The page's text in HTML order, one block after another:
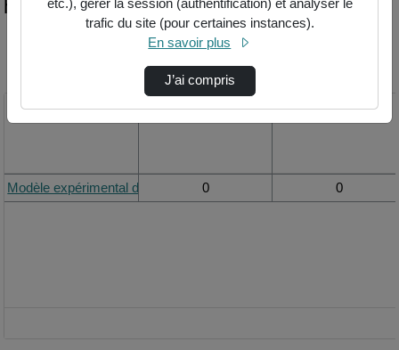
humaine
Titre Vue de la journée Vue du mois
Modèle expérimental de la respiration humaine
0 0
etc.), gérer la session (authentification) et analyser le
trafic du site (pour certaines instances).
En savoir plus
J’ai compris